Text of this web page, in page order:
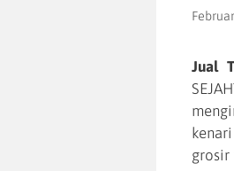
Jual
grosir